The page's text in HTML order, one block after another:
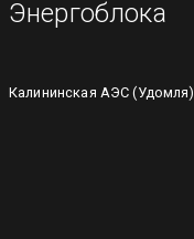
Энергоблока
Калининская АЭС (Удомля)